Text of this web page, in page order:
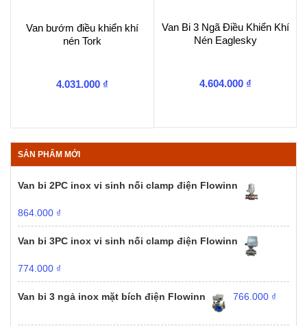
Van bướm điều khiển khí
nén Tork
4.031.000 ₫
Van Bi 3 Ngã Điều Khiển Khí
Nén Eaglesky
4.604.000 ₫
SẢN PHẨM MỚI
Van bi 2PC inox vi sinh nối clamp điện Flowinn
864.000 ₫
Van bi 3PC inox vi sinh nối clamp điện Flowinn
774.000 ₫
Van bi 3 ngả inox mặt bích điện Flowinn 766.000 ₫